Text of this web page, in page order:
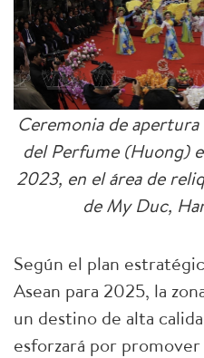
Ceremonia de
del Perfume (Huong)
2023, en el área de
de My Duc,
Según el plan
Asean para 2025, la
un destino de alta
esforzará por